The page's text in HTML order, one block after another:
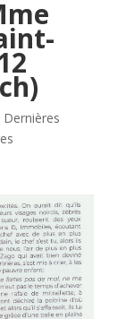
Dernières